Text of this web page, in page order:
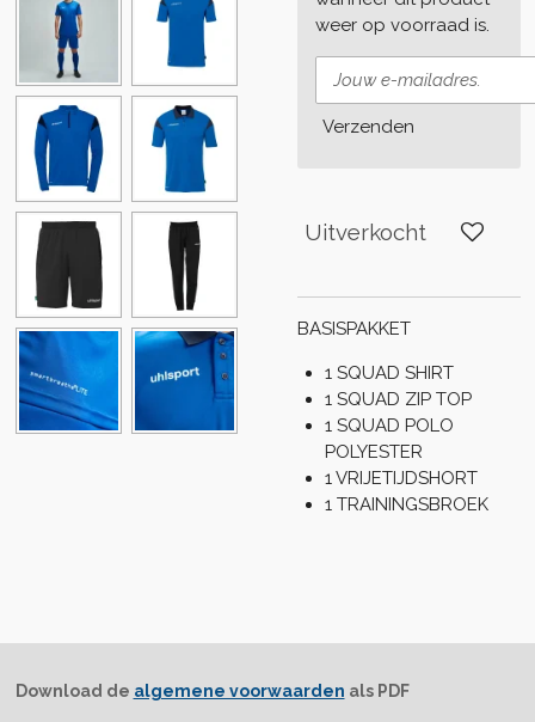
weer op voorraad is.
Verzenden
Uitverkocht
BASISPAKKET
1 SQUAD SHIRT
1 SQUAD ZIP TOP
1 SQUAD POLO
POLYESTER
1 VRIJETIJDSHORT
1 TRAININGSBROEK
Download de algemene voorwaarden als PDF